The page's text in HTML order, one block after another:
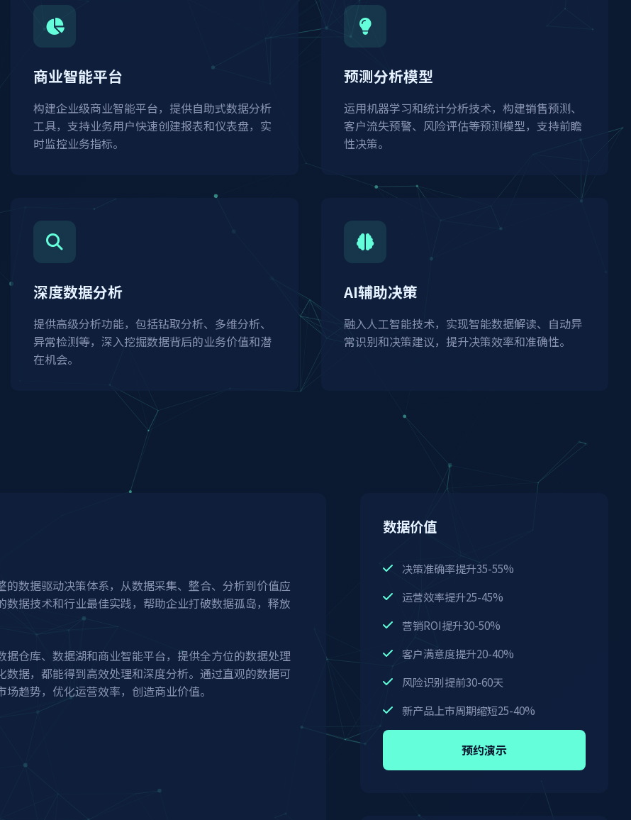
商业智能平台
构建企业级商业智能平台，提供自助式数据分析
工具，支持业务用户快速创建报表和仪表盘，实
时监控业务指标。
预测分析模型
运用机器学习和统计分析技术，构建销售预测、
客户流失预警、风险评估等预测模型，支持前瞻
性决策。
深度数据分析
提供高级分析功能，包括钻取分析、多维分析、
异常检测等，深入挖掘数据背后的业务价值和潜
在机会。
AI辅助决策
融入人工智能技术，实现智能数据解读、自动异
常识别和决策建议，提升决策效率和准确性。
数据驱动决策体系，从数据采集、整合、分析到价值应
据技术和行业最佳实践，帮助企业打破数据孤岛，释放
仓库、数据湖和商业智能平台，提供全方位的数据处理
据，都能得到高效处理和深度分析。通过直观的数据可
趋势，优化运营效率，创造商业价值。
数据价值
决策准确率提升35-55%
运营效率提升25-45%
营销ROI提升30-50%
客户满意度提升20-40%
风险识别提前30-60天
新产品上市周期缩短25-40%
预约演示